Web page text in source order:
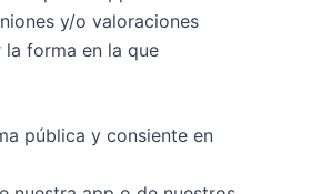
y/o valoraciones
forma en la que
pública y consiente en